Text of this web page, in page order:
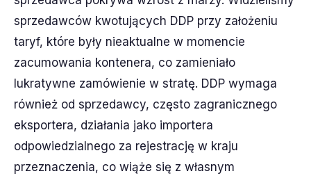
sprzedawców kwotujących DDP przy założeniu
taryf, które były nieaktualne w momencie
zacumowania kontenera, co zamieniało
lukratywne zamówienie w stratę. DDP wymaga
również od sprzedawcy, często zagranicznego
eksportera, działania jako importera
odpowiedzialnego za rejestrację w kraju
przeznaczenia, co wiąże się z własnym